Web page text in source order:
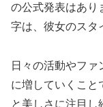
の公式発表はあり
字は、彼女のスタ
日々の活動やフ
に増していくこと
と美しさに注目し